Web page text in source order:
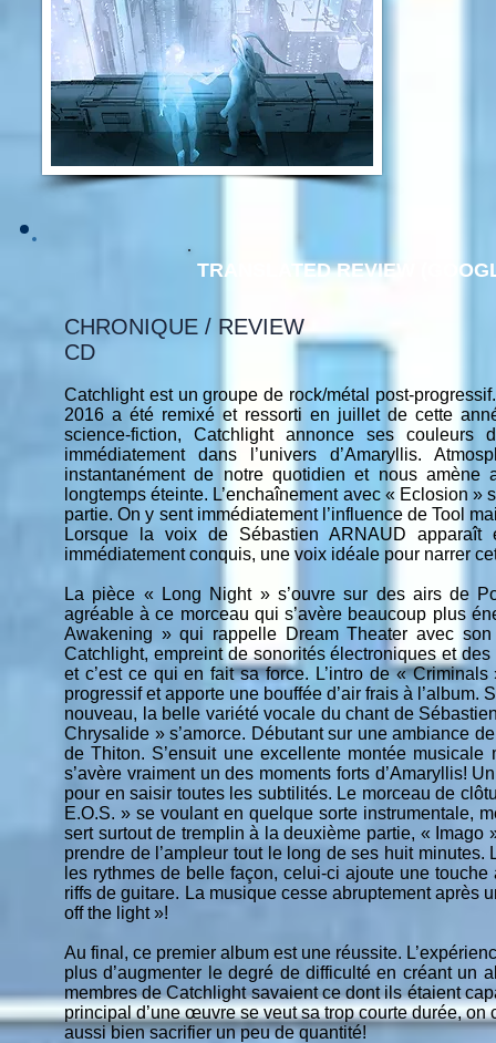
TRANSLATED REVIEW
CHRONIQUE / REVIEW
CD
Catchlight est un groupe de rock/métal post-
2016 a été remixé et ressorti en juillet de cette
science-fiction, Catchlight annonce ses couleurs
immédiatement dans l’univers d’Amaryllis.
instantanément de notre quotidien et nous
longtemps éteinte. L’enchaînement avec « Eclosion
partie. On y sent immédiatement l’influence de Tool
Lorsque la voix de Sébastien ARNAUD
immédiatement conquis, une voix idéale pour narrer
La pièce « Long Night » s’ouvre sur des airs de
agréable à ce morceau qui s’avère beaucoup plus
Awakening » qui rappelle Dream Theater avec
Catchlight, empreint de sonorités électroniques et
et c’est ce qui en fait sa force. L’intro de «
progressif et apporte une bouffée d’air frais à
nouveau, la belle variété vocale du chant de
Chrysalide » s’amorce. Débutant sur une ambiance
de Thiton. S’ensuit une excellente montée
s’avère vraiment un des moments forts d’Amaryllis!
pour en saisir toutes les subtilités. Le morceau de
E.O.S. » se voulant en quelque sorte instrumentale,
sert surtout de tremplin à la deuxième partie, «
prendre de l’ampleur tout le long de ses huit
les rythmes de belle façon, celui-ci ajoute une
riffs de guitare. La musique cesse abruptement après
off the light »!
Au final, ce premier album est une réussite.
plus d’augmenter le degré de difficulté en créant
membres de Catchlight savaient ce dont ils étaient
principal d’une œuvre se veut sa trop courte durée,
aussi bien sacrifier un peu de quantité!